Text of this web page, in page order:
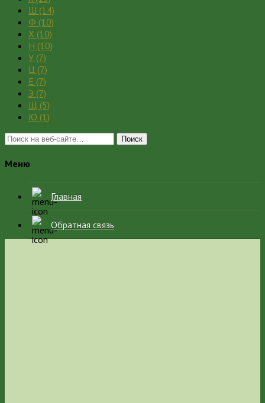
Ш (14)
Ф (10)
Х (10)
Н (10)
У (7)
Ц (7)
Е (7)
Э (7)
Щ (5)
Ю (1)
Поиск
Меню
Главная
Обратная связь